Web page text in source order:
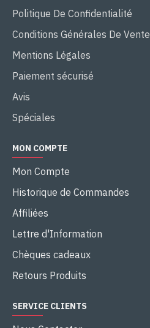
Politique De Confidentialité
Conditions Générales De Vente
Mentions Légales
Paiement sécurisé
Avis
Spéciales
MON COMPTE
Mon Compte
Historique de Commandes
Affiliées
Lettre d'Information
Chèques cadeaux
Retours Produits
SERVICE CLIENTS